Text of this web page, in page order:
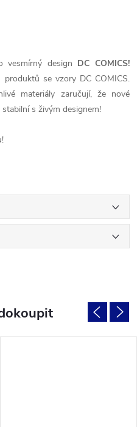
vesmírný design DC COMICS!
se vzory DC COMICS.
materiály zaručují, že nové
s živým designem!